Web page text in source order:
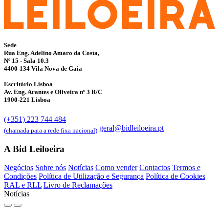
Sede
Rua Eng. Adelino Amaro da Costa,
Nº 15 - Sala 10.3
4400-134 Vila Nova de Gaia
Escritório Lisboa
Av. Eng. Arantes e Oliveira nº 3 R/C
1900-221 Lisboa
(+351) 223 744 484
(chamada para a rede fixa nacional) geral@bidleiloeira.pt
A Bid Leiloeira
Negócios Sobre nós Notícias Como vender Contactos Termos e
Condições Política de Utilização e Segurança Política de Cookies
RAL e RLL Livro de Reclamações
Notícias